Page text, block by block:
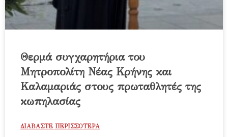
Θερμά συγχαρητήρια του
Μητροπολίτη Νέας Κρήνης και
Καλαμαριάς στους πρωταθλητές της
κωπηλασίας
ΔΙΑΒΑΣΤΕ ΠΕΡΙΣΣΟΤΕΡΑ